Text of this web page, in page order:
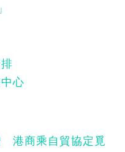
心
港商乘自貿協定覓